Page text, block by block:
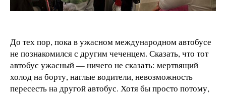
До тех пор, пока в ужасном международном автобусе
не познакомился с другим чеченцем. Сказать, что тот
автобус ужасный — ничего не сказать: мертвящий
холод на борту, наглые водители, невозможность
пересесть на другой автобус. Хотя бы просто потому,